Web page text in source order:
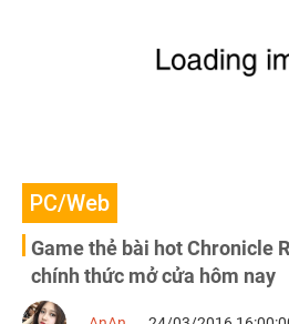
PC/Web
Game thẻ bài hot Chronicle
chính thức mở cửa hôm nay